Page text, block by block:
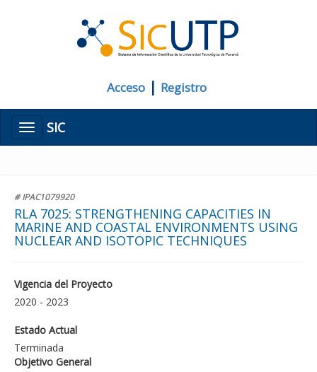
Acceso | Registro
MenúSIC
# IPAC1079920
RLA 7025: STRENGTHENING CAPACITIES IN
MARINE AND COASTAL ENVIRONMENTS USING
NUCLEAR AND ISOTOPIC TECHNIQUES
Vigencia del Proyecto
2020 - 2023
Estado Actual
Terminada
Objetivo General